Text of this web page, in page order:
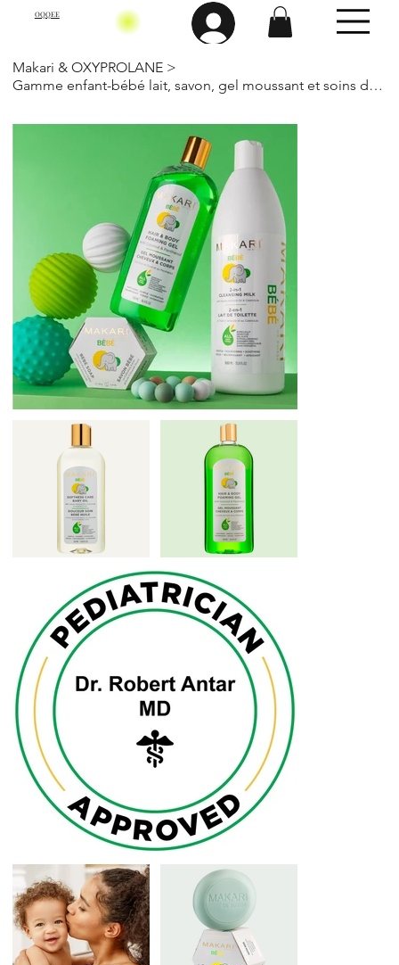
OQQEE
Makari & OXYPROLANE >
Gamme enfant-bébé lait, savon, gel moussant et soins douceur-Makari